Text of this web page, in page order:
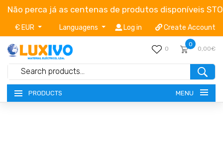
Não perca já as centenas de produtos disponíveis
€ EUR Languagens Log in Create Account
0
0
0,00€
PRODUCTS MENU